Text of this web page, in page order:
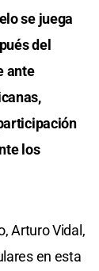
se juega
del
ante
los
Arturo Vidal,
en esta